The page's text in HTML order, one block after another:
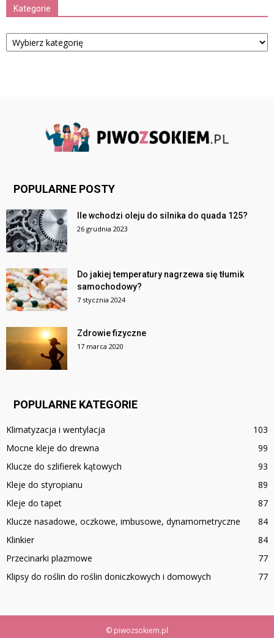
Kategorie
Kategorie
POPULARNE POSTY
Ile wchodzi oleju do silnika do quada 125?
26 grudnia 2023
Do jakiej temperatury nagrzewa się tłumik
samochodowy?
7 stycznia 2024
Zdrowie fizyczne
17 marca 2020
POPULARNE KATEGORIE
Klimatyzacja i wentylacja
103
Mocne kleje do drewna
99
Klucze do szlifierek kątowych
93
Kleje do styropianu
89
Kleje do tapet
87
Klucze nasadowe, oczkowe, imbusowe, dynamometryczne
84
Klinkier
84
Przecinarki plazmowe
77
Klipsy do roślin do roślin doniczkowych i domowych
77
© piwozsokiem.pl